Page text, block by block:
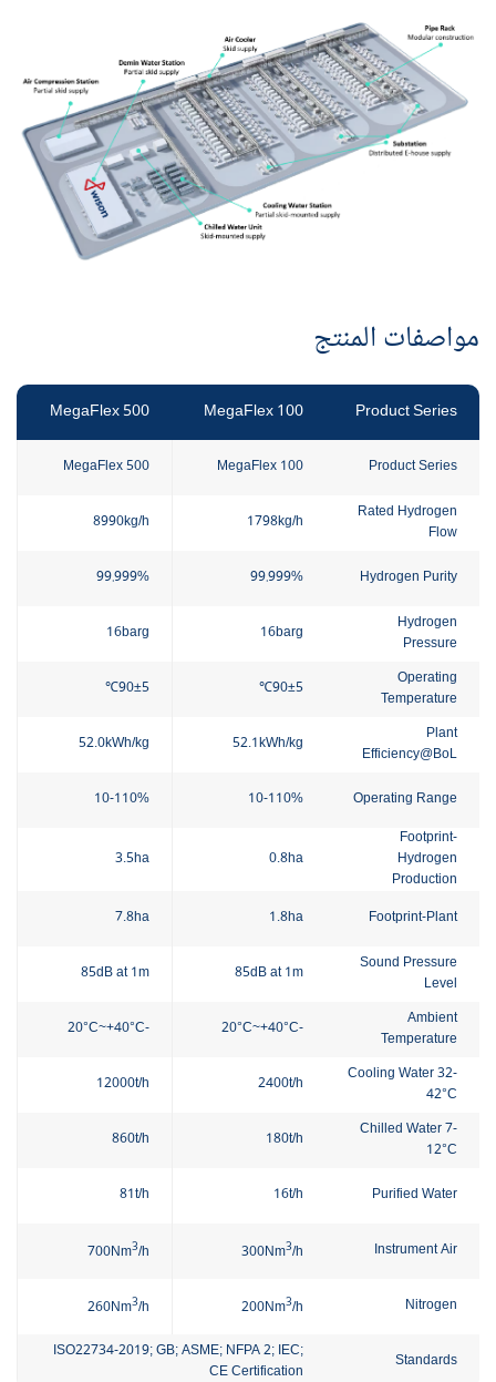
مواصفات المنتج
Product Series
MegaFlex 100
MegaFlex 500
Product Series
MegaFlex 100
MegaFlex 500
Rated Hydrogen
Flow
1798kg/h
8990kg/h
Hydrogen Purity
99.999%
99.999%
Hydrogen
Pressure
16barg
16barg
Operating
Temperature
90±5℃
90±5℃
Plant
Efficiency@BoL
52.1kWh/kg
52.0kWh/kg
Operating Range
10-110%
10-110%
Footprint-
Hydrogen
Production
0.8ha
3.5ha
Footprint-Plant
1.8ha
7.8ha
Sound Pressure
Level
85dB at 1m
85dB at 1m
Ambient
Temperature
-20°C~+40°C
-20°C~+40°C
Cooling Water 32-
42°C
2400t/h
12000t/h
Chilled Water 7-
12°C
180t/h
860t/h
Purified Water
16t/h
81t/h
Instrument Air
300Nm3/h
700Nm3/h
Nitrogen
200Nm3/h
260Nm3/h
Standards
ISO22734-2019; GB; ASME; NFPA 2; IEC;
CE Certification